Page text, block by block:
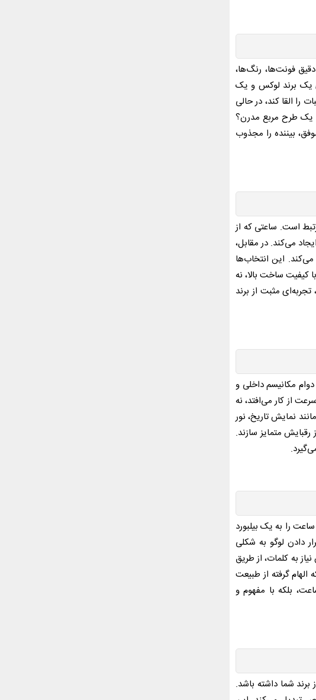
فونت‌ها، رنگ‌ها،
یک برند لوکس و یک
را القا کند، در حالی
یک طرح مربع مدرن؟
بیننده را مجذوب
است. ساعتی که از
می‌کند. در مقابل،
این انتخاب‌ها
ساخت بالا، نه
مثبت از برند
مکانیسم داخلی و
از کار می‌افتد، نه
نمایش تاریخ، نور
متمایز سازند.
را به یک بیلبورد
دادن لوگو به شکلی
به کلمات، از طریق
الهام گرفته از طبیعت
بلکه با مفهوم و
شما داشته باشد.